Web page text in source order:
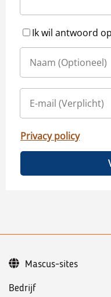
Ik wil antwoord
Privacy policy
Bedrijf
Mascus-sites